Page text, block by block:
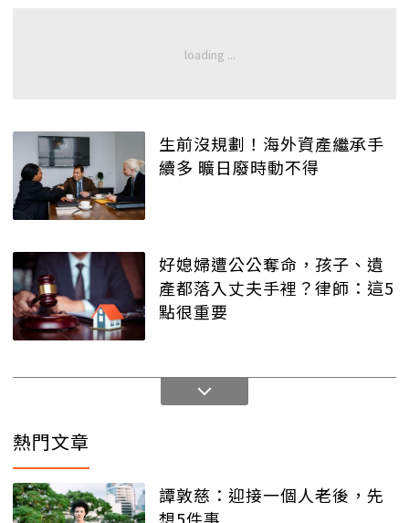
生前沒規劃！海外資產繼承手
續多 曠日廢時動不得
好媳婦遭公公奪命，孩子、遺
產都落入丈夫手裡？律師：這5
點很重要
熱門文章
譚敦慈：迎接一個人老後，先
想5件事